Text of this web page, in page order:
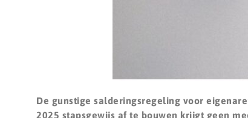
De gunstige salderingsregeling voor
2025 stapsgewijs af te bouwen krijgt geen